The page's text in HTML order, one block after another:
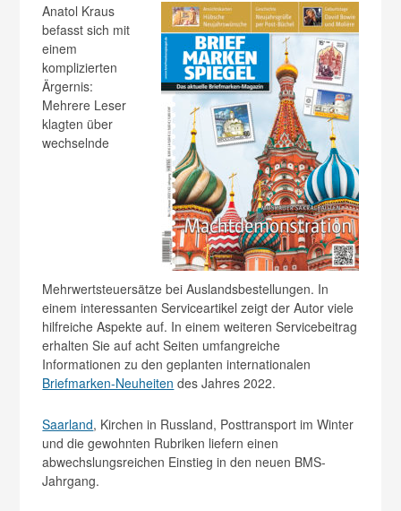
Anatol Kraus
befasst sich mit
einem
komplizierten
Ärgernis:
Mehrere Leser
klagten über
wechselnde
Mehrwertsteuersätze bei Auslandsbestellungen. In
einem interessanten Serviceartikel zeigt der Autor viele
hilfreiche Aspekte auf. In einem weiteren Servicebeitrag
erhalten Sie auf acht Seiten umfangreiche
Informationen zu den geplanten internationalen
Briefmarken-Neuheiten des Jahres 2022.
Saarland, Kirchen in Russland, Posttransport im Winter
und die gewohnten Rubriken liefern einen
abwechslungsreichen Einstieg in den neuen BMS-
Jahrgang.